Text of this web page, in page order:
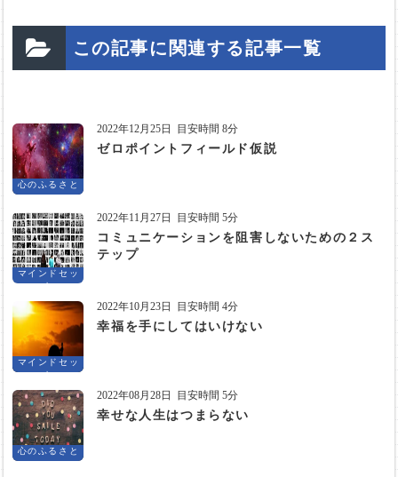
この記事に関連する記事一覧
心のふるさと
2022年12月25日 目安時間 8分
ゼロポイントフィールド仮説
マインドセッ
ト
2022年11月27日 目安時間 5分
コミュニケーションを阻害しないための２ス
テップ
マインドセッ
ト
2022年10月23日 目安時間 4分
幸福を手にしてはいけない
心のふるさと
2022年08月28日 目安時間 5分
幸せな人生はつまらない